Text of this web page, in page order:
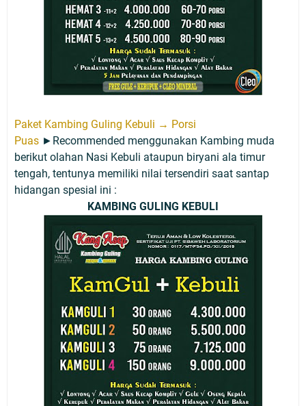
Paket Kambing Guling Kebuli → Porsi
Puas ►Recommended menggunakan Kambing muda
berikut olahan Nasi Kebuli ataupun biryani ala timur
tengah, tentunya memiliki nilai tersendiri saat santap
hidangan spesial ini :
KAMBING GULING KEBULI